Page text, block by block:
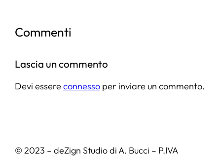
Commenti
Lascia un commento
Devi essereconnesso per inviare un commento.
© 2023 – deZign Studio di A. Bucci – P.IVA